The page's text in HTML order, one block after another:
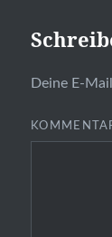
Deine E-